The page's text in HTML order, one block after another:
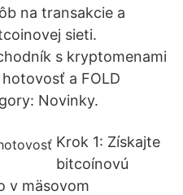
na transakcie a
sieti.
s kryptomenami
a FOLD
Novinky.
Krok 1: Získajte
bitcoínovú
v mäsovom